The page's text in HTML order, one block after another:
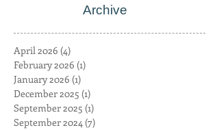
Archive
April 2026 (4)
February 2026 (1)
January 2026 (1)
December 2025 (1)
September 2025 (1)
September 2024 (7)